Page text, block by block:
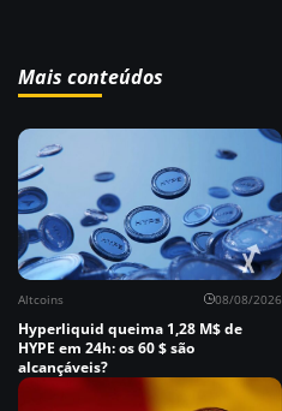
Mais conteúdos
Altcoins 08/08/2026
Hyperliquid queima 1,28 M$ de
HYPE em 24h: os 60 $ são
alcançáveis?